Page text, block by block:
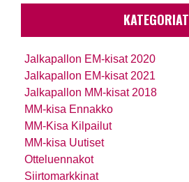
KATEGORIAT
Jalkapallon EM-kisat 2020
Jalkapallon EM-kisat 2021
Jalkapallon MM-kisat 2018
MM-kisa Ennakko
MM-Kisa Kilpailut
MM-kisa Uutiset
Otteluennakot
Siirtomarkkinat